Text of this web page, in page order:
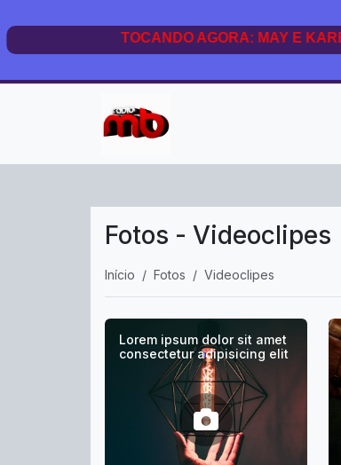
Fotos - Videoclipes
Início Fotos Videoclipes
Lorem ipsum dolor sit amet
consectetur adipisicing elit